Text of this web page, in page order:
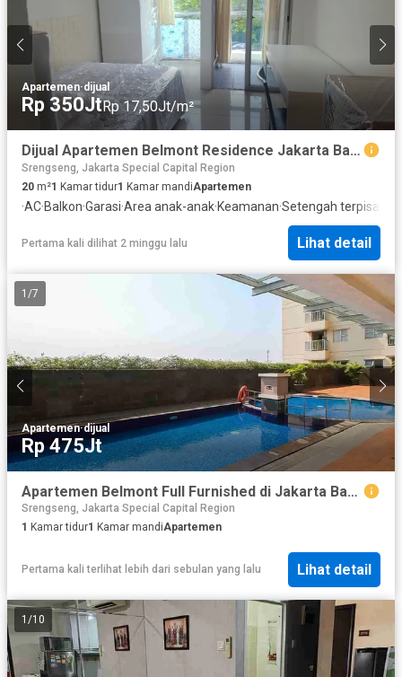
Apartemen·dijual
Rp 350JtRp 17,50Jt/m²
Dijual Apartemen Belmont Residence Jakarta Barat
Srengseng, Jakarta Special Capital Region
20 m²1 Kamar tidur1 Kamar mandiApartemen
·AC·Balkon·Garasi·Area anak-anak·Keamanan·Setengah terpisah
Pertama kali dilihat 2 minggu lalu Lihat detail
1 /7
Apartemen·dijual
Rp 475Jt
Apartemen Belmont Full Furnished di Jakarta Barat
Srengseng, Jakarta Special Capital Region
1 Kamar tidur1 Kamar mandiApartemen
Pertama kali terlihat lebih dari sebulan yang lalu Lihat detail
1 /10